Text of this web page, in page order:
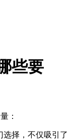
些要
：
择，不仅吸引了